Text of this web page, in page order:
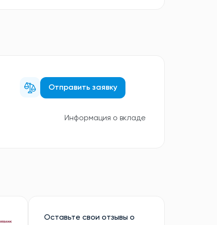
Отправить заявку
Информация о вкладе
Оставьте свои отзывы о